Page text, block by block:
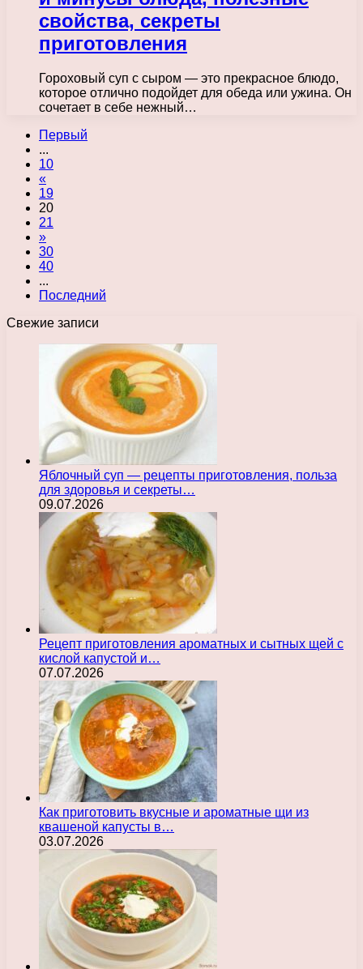
свойства, секреты
приготовления
Гороховый суп с сыром — это прекрасное блюдо,
которое отлично подойдет для обеда или ужина. Он
сочетает в себе нежный…
Первый
...
10
«
19
20
21
»
30
40
...
Последний
Свежие записи
Яблочный суп — рецепты приготовления, польза
для здоровья и секреты…
09.07.2026
Рецепт приготовления ароматных и сытных щей с
кислой капустой и…
07.07.2026
Как приготовить вкусные и ароматные щи из
квашеной капусты в…
03.07.2026